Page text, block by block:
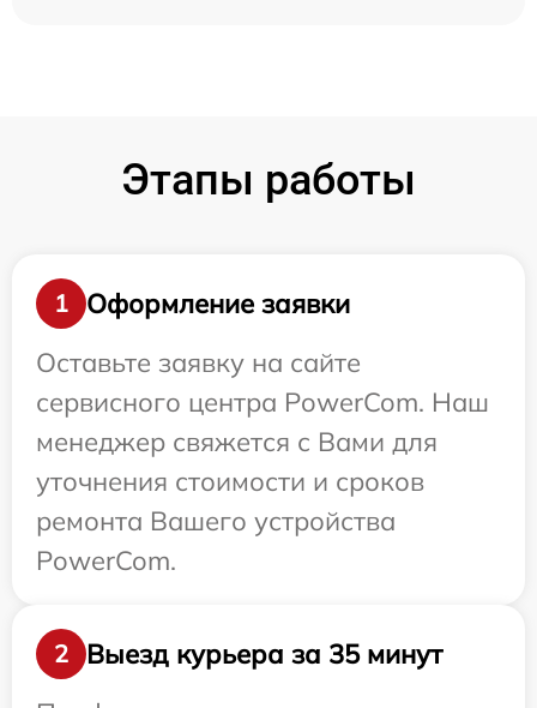
Этапы работы
1
Оформление заявки
Оставьте заявку на сайте
сервисного центра PowerCom. Наш
менеджер свяжется с Вами для
уточнения стоимости и сроков
ремонта Вашего устройства
PowerCom.
2
Выезд курьера за 35 минут